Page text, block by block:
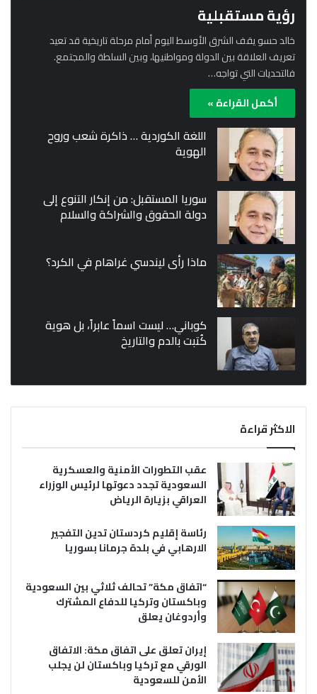
رؤية مستقبلية
خالد حسو يقف الشرق الأوسط اليوم أمام مرحلة تاريخية قد تعيد
تعريف العلاقة بين الدولة ومواطنيها، وبين السلطة والمجتمع.
فالتحديات التي تواجه…
أكمل القراءة »
اللغة الكوردية … ذاكرة شعب وروح
الهوية
سوريا المستقبل: من إنكار التنوع إلى
دولة الحقوق والشراكة والسلام
ماذا رأى ليندسي غراهام في الكرد؟
كوباني… ليست اسماً عابراً، بل هوية
كُتبت بالدم والتاريخ
الاكثر قراءة
عقب التطورات الأمنية والعسكرية
السعودية تجدد دعوتها لرئيس الوزراء
العراقي بزيارة الرياض
رئاسة إقليم كردستان تدين التفجير
الارهابي في بلدة جرمانا بسوريا
“اتفاق مكة” تحالف ثلاثي بين السعودية
وباكستان وتركيا للدفاع المشترك
وأردوغان يعلق
إيران تعلق على اتفاق مكة: الاتفاق
الورقي مع تركيا وباكستان لن يجلب
الأمن للسعودية